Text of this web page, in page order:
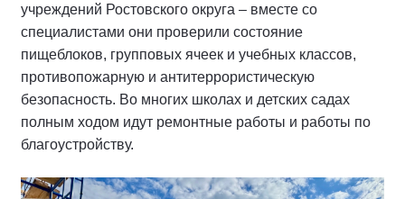
учреждений Ростовского округа – вместе со
специалистами они проверили состояние
пищеблоков, групповых ячеек и учебных классов,
противопожарную и антитеррористическую
безопасность. Во многих школах и детских садах
полным ходом идут ремонтные работы и работы по
благоустройству.